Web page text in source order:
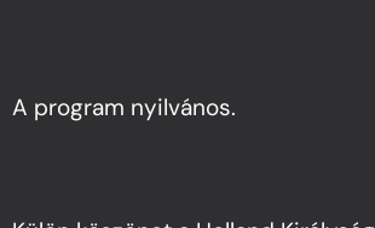
A program nyilvános.